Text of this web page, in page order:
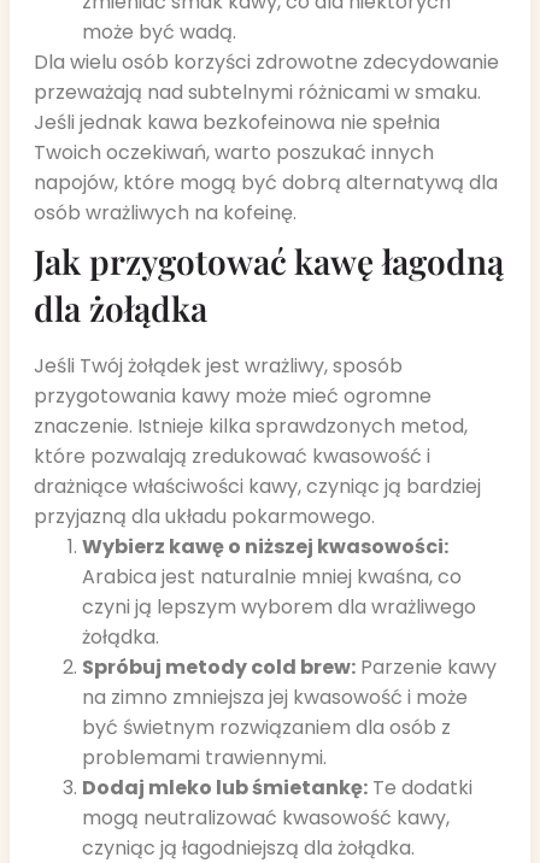
może być wadą.
Dla wielu osób korzyści zdrowotne zdecydowanie
przeważają nad subtelnymi różnicami w smaku.
Jeśli jednak kawa bezkofeinowa nie spełnia
Twoich oczekiwań, warto poszukać innych
napojów, które mogą być dobrą alternatywą dla
osób wrażliwych na kofeinę.
Jak przygotować kawę łagodną
dla żołądka
Jeśli Twój żołądek jest wrażliwy, sposób
przygotowania kawy może mieć ogromne
znaczenie. Istnieje kilka sprawdzonych metod,
które pozwalają zredukować kwasowość i
drażniące właściwości kawy, czyniąc ją bardziej
przyjazną dla układu pokarmowego.
Wybierz kawę o niższej kwasowości:
Arabica jest naturalnie mniej kwaśna, co
czyni ją lepszym wyborem dla wrażliwego
żołądka.
Spróbuj metody cold brew: Parzenie kawy
na zimno zmniejsza jej kwasowość i może
być świetnym rozwiązaniem dla osób z
problemami trawiennymi.
Dodaj mleko lub śmietankę: Te dodatki
mogą neutralizować kwasowość kawy,
czyniąc ją łagodniejszą dla żołądka.